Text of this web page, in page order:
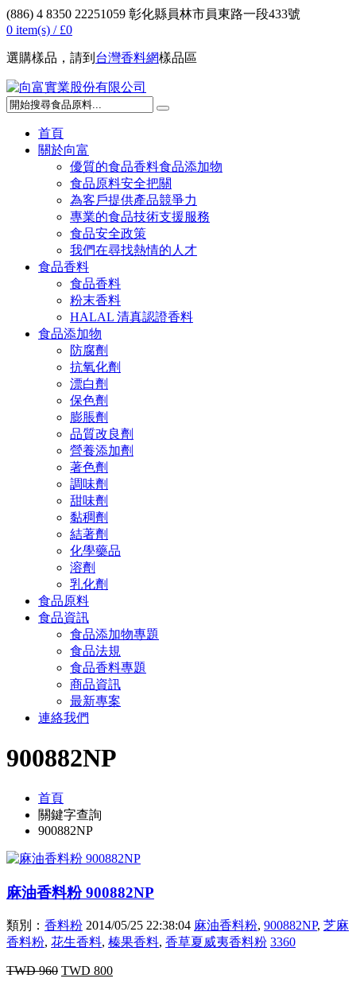
(886) 4 8350 22251059 彰化縣員林市員東路一段433號‎
0 item(s) / £0
選購樣品，請到 台灣香料網樣品區
首頁
關於向富
優質的食品香料食品添加物
食品原料安全把關
為客戶提供產品競爭力
專業的食品技術支援服務
食品安全政策
我們在尋找熱情的人才
食品香料
食品香料
粉末香料
HALAL 清真認證香料
食品添加物
防腐劑
抗氧化劑
漂白劑
保色劑
膨脹劑
品質改良劑
營養添加劑
著色劑
調味劑
甜味劑
黏稠劑
結著劑
化學藥品
溶劑
乳化劑
食品原料
食品資訊
食品添加物專題
食品法規
食品香料專題
商品資訊
最新專案
連絡我們
900882NP
首頁
關鍵字查詢
900882NP
麻油香料粉 900882NP
類別： 香料粉 2014/05/25 22:38:04 麻油香料粉, 900882NP, 芝麻
香料粉, 花生香料, 榛果香料, 香草夏威夷香料粉 3360
TWD960 TWD 800